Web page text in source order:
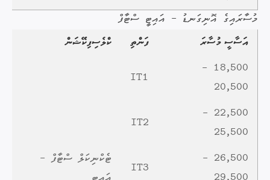
މުސާރައިގެ އޮނިގަނޑު - އައިޓީ ސްޓާފް
އަސާސީ މުސާރަ ފަންތި ކްލެސިފިކޭޝަން
18,500 -
20,500
IT1
ޓެކްނިކަލް ސްޓާފް -
22,500 -
25,500
IT2
26,500 -
IT3